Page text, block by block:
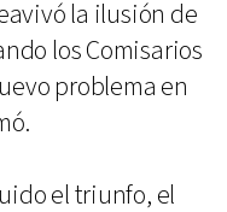
la ilusión de
los Comisarios
problema en
el triunfo, el